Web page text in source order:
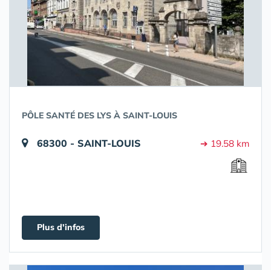
PÔLE SANTÉ DES LYS À SAINT-LOUIS
68300 - SAINT-LOUIS ➔ 19.58 km
Plus d'infos